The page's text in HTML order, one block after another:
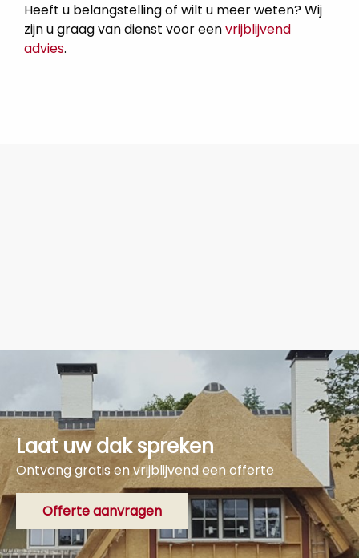
Heeft u belangstelling of wilt u meer weten? Wij
zijn u graag van dienst voor eenvrijblijvend
advies.
Laat uw dak spreken
Ontvang gratis en vrijblijvend een offerte
Offerte aanvragen